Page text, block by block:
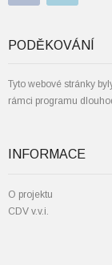
PODĚKOVÁNÍ
Tyto webové stránky
rámci programu
INFORMACE
O projektu
CDV v.v.i.